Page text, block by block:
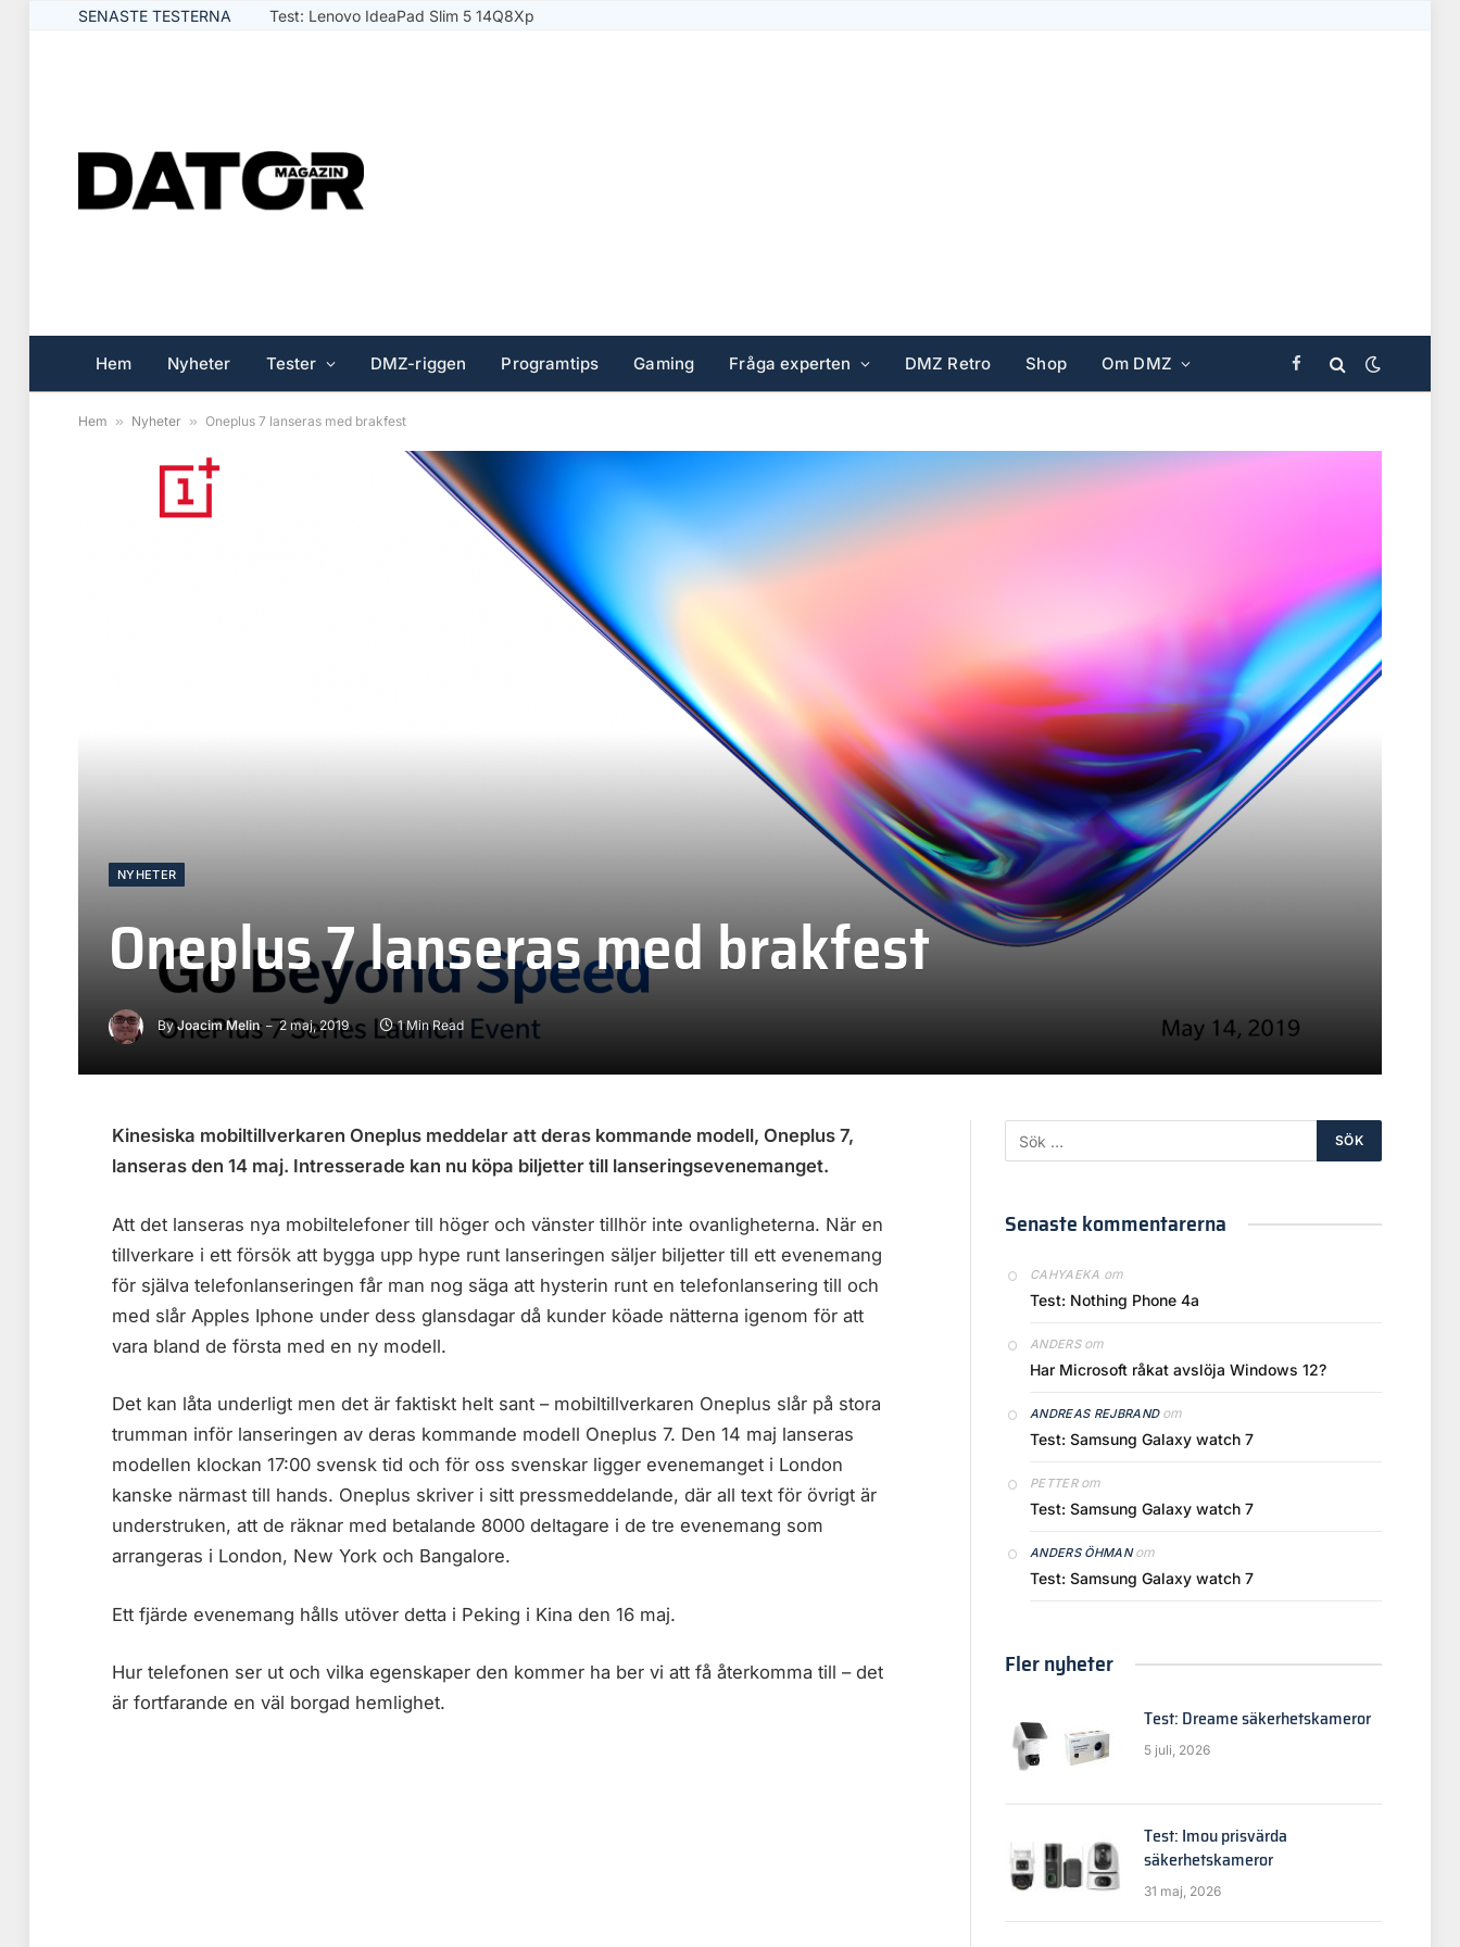
SENASTE TESTERNA
Hem Nyheter Tester DMZ-riggen Programtips Gaming Fråga experten DMZ Retro Shop Om DMZ Facebook
Hem » Nyheter » Oneplus 7 lanseras med brakfest
NYHETER
Oneplus 7 lanseras med brakfest
By Joacim Melin 2 maj, 2019 1 Min Read
Kinesiska mobiltillverkaren Oneplus meddelar att deras kommande modell, Oneplus 7,
lanseras den 14 maj. Intresserade kan nu köpa biljetter till lanseringsevenemanget.
Att det lanseras nya mobiltelefoner till höger och vänster tillhör inte ovanligheterna. När en
tillverkare i ett försök att bygga upp hype runt lanseringen säljer biljetter till ett evenemang
för själva telefonlanseringen får man nog säga att hysterin runt en telefonlansering till och
med slår Apples Iphone under dess glansdagar då kunder köade nätterna igenom för att
vara bland de första med en ny modell.
Det kan låta underligt men det är faktiskt helt sant – mobiltillverkaren Oneplus slår på stora
trumman inför lanseringen av deras kommande modell Oneplus 7. Den 14 maj lanseras
modellen klockan 17:00 svensk tid och för oss svenskar ligger evenemanget i London
kanske närmast till hands. Oneplus skriver i sitt pressmeddelande, där all text för övrigt är
understruken, att de räknar med betalande 8000 deltagare i de tre evenemang som
arrangeras i London, New York och Bangalore.
Ett fjärde evenemang hålls utöver detta i Peking i Kina den 16 maj.
Hur telefonen ser ut och vilka egenskaper den kommer ha ber vi att få återkomma till – det
är fortfarande en väl borgad hemlighet.
Senaste kommentarerna
CAHYAEKA om
Test: Nothing Phone 4a
ANDERSom
Har Microsoft råkat avslöja Windows 12?
ANDREAS REJBRANDom
Test: Samsung Galaxy watch 7
PETTERom
Test: Samsung Galaxy watch 7
ANDERS ÖHMANom
Test: Samsung Galaxy watch 7
Fler nyheter
Test: Dreame säkerhetskameror
5 juli, 2026
Test: Imou prisvärda
säkerhetskameror
31 maj, 2026